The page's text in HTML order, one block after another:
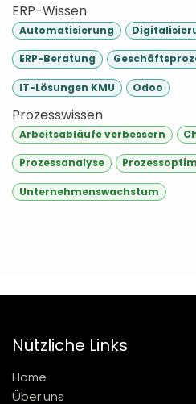
ERP-Wissen
Automatisierung
ERP-Beratung
IT-Lösungen KMU Odoo
Prozesswissen
Arbeitsabläufe verbessern
Prozessanalyse
Unternehmenswachstum
Nützliche Links
Home
Über uns